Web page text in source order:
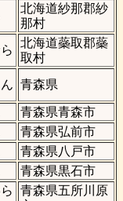
北海道紗那郡紗
那村
北海道蘂取郡蘂
取村
青森県
青森県青森市
青森県弘前市
青森県八戸市
青森県黒石市
青森県五所川原